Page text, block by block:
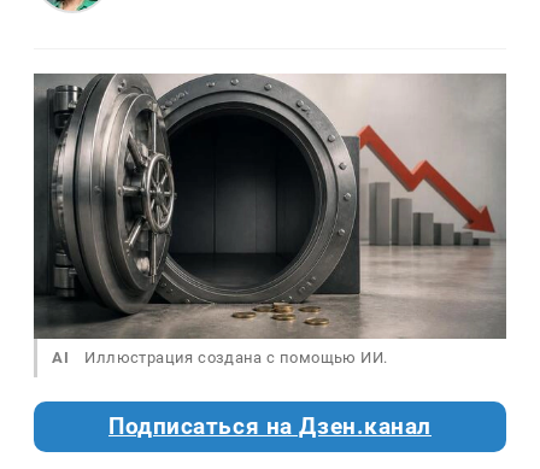
AI Иллюстрация создана с помощью ИИ.
Подписаться на Дзен.канал